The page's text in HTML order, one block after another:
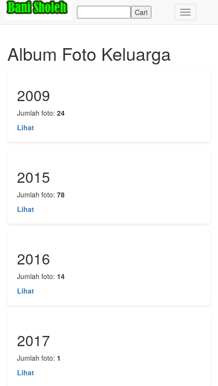
Toggle
navigation
Album Foto Keluarga
2009
Jumlah foto: 24
Lihat
2015
Jumlah foto: 78
Lihat
2016
Jumlah foto: 14
Lihat
2017
Jumlah foto: 1
Lihat